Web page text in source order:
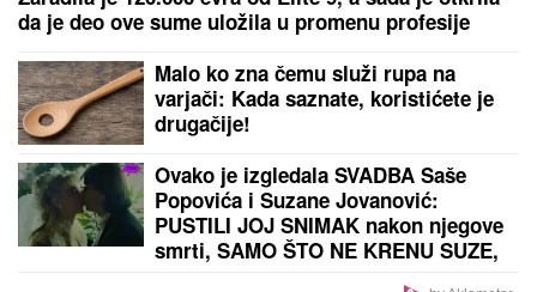
SUVI LUKSUZ I EGZOTIKA!Anđela i Gastoz pobegli
na Maldive, pa se pohvalili: Kokteli dobrodošlice,
nestvaran bazen i NEOČEKIVAN SUSRET na ulici